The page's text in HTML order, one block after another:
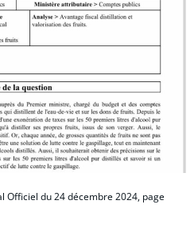
Officiel du 24 décembre 2024, page